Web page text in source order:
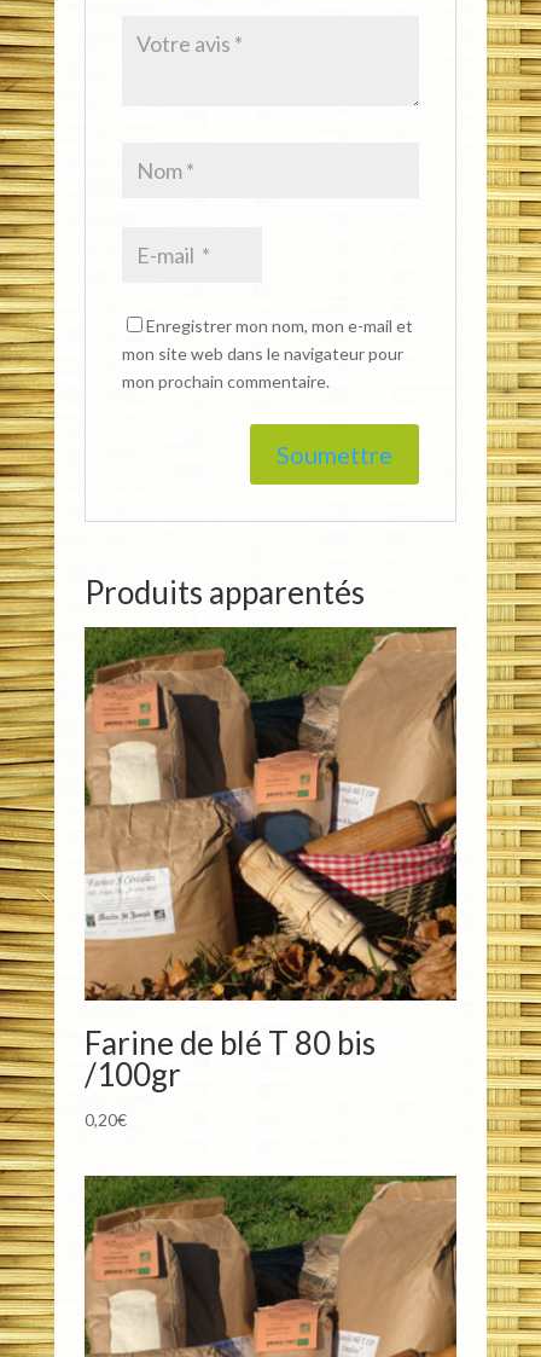
Enregistrer mon nom, mon e-mail et
mon site web dans le navigateur pour
mon prochain commentaire.
Produits apparentés
Farine de blé T 80 bis
/100gr
0,20€